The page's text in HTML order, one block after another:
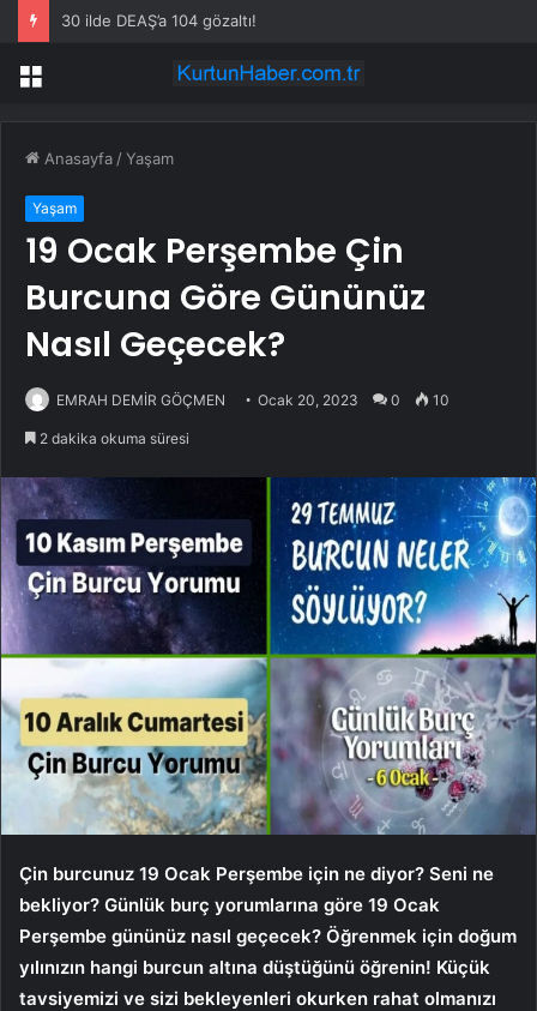
Menü
Anasayfa /Yaşam
Yaşam
19 Ocak Perşembe Çin
Burcuna Göre Gününüz
Nasıl Geçecek?
EMRAH DEMİR GÖÇMEN Ocak 20, 2023 0 10
2 dakika okuma süresi
Çin burcunuz 19 Ocak Perşembe için ne diyor? Seni ne
bekliyor? Günlük burç yorumlarına göre 19 Ocak
Perşembe gününüz nasıl geçecek? Öğrenmek için doğum
yılınızın hangi burcun altına düştüğünü öğrenin! Küçük
tavsiyemizi ve sizi bekleyenleri okurken rahat olmanızı